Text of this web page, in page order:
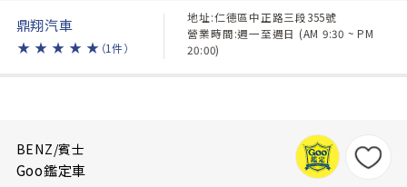
鼎翔汽車
★ ★ ★ ★ ★ （1件）
地址:仁德區中正路三段355號
營業時間:週一至週日 (AM 9:30 ~ PM
20:00)
BENZ/賓士
Goo鑑定車